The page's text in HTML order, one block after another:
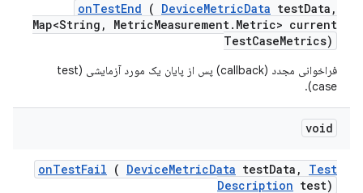
onTestEnd ( DeviceMetricData testData ,
Map<String , MetricMeasurement. Metric> current
TestCaseMetrics)
فراخوانی مجدد (callback) پس از پایان یک مورد آزمایشی (test
case).
void
onTestFail ( DeviceMetricData testData ,
Test
Description test)